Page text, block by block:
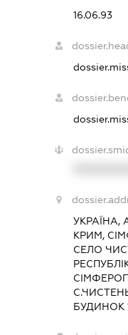
16.06.93
УКРАЇНА,
КРИМ,
СЕЛО
БУДИНОК